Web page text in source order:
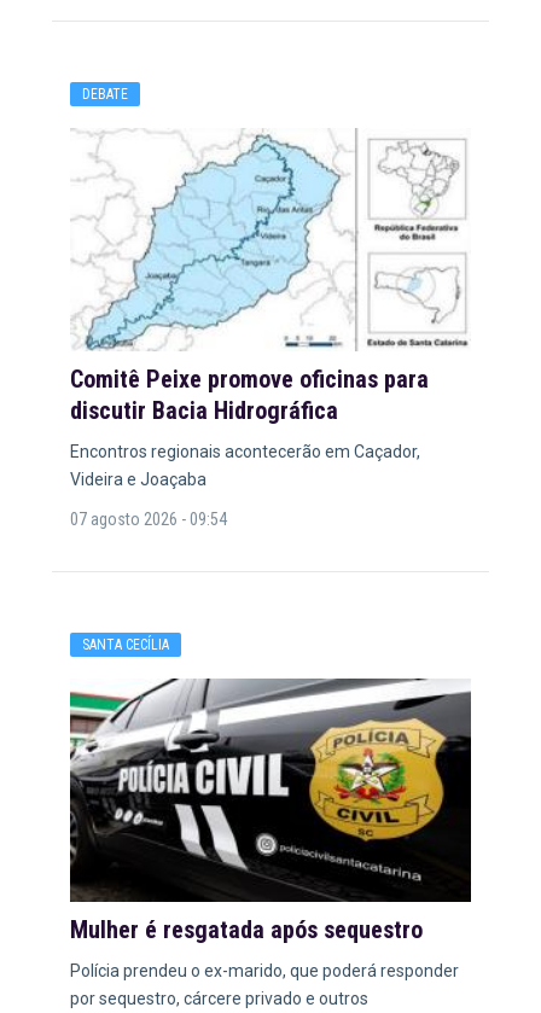
DEBATE
Comitê Peixe promove oficinas para
discutir Bacia Hidrográfica
Encontros regionais acontecerão em Caçador,
Videira e Joaçaba
07 agosto 2026 - 09:54
SANTA CECÍLIA
Mulher é resgatada após sequestro
Polícia prendeu o ex-marido, que poderá responder
por sequestro, cárcere privado e outros